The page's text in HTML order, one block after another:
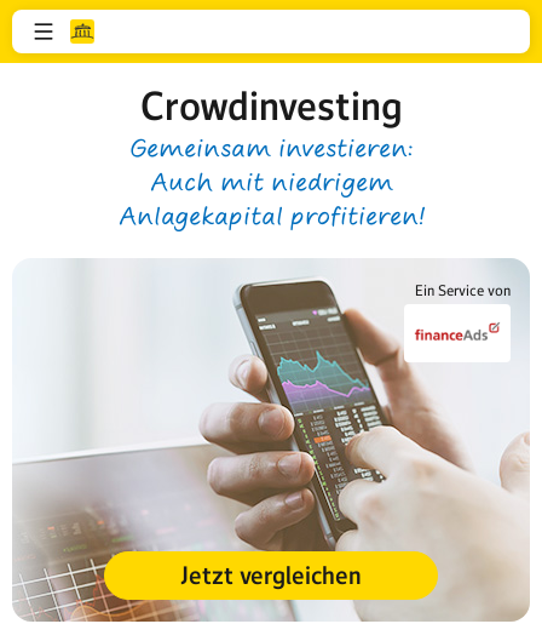
Crowdinvesting
Gemeinsam investieren:
Auch mit niedrigem
Anlagekapital profitieren!
Ein Service von
Jetzt vergleichen